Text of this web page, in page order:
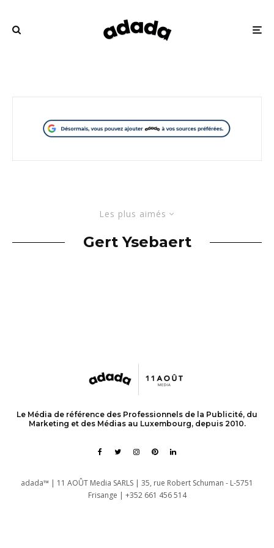
Les plus aimés
Gert Ysebaert
Le Média de référence des Professionnels de la Publicité, du
Marketing et des Médias au Luxembourg, depuis 2010.
adada™ | 11 AOÛT Media SARLS | 35, rue Robert Schuman - L-5751
Frisange | +352 661 456 514